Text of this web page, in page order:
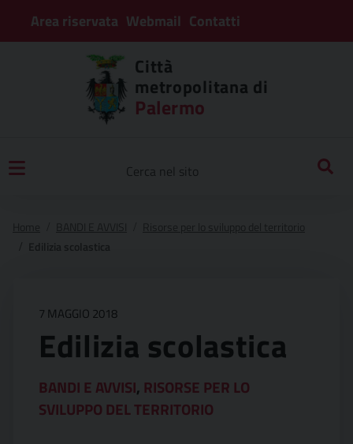
Area riservata Webmail Contatti
Città
metropolitana di
Palermo
7 MAGGIO 2018
Edilizia scolastica
BANDI E AVVISI, RISORSE PER LO
SVILUPPO DEL TERRITORIO